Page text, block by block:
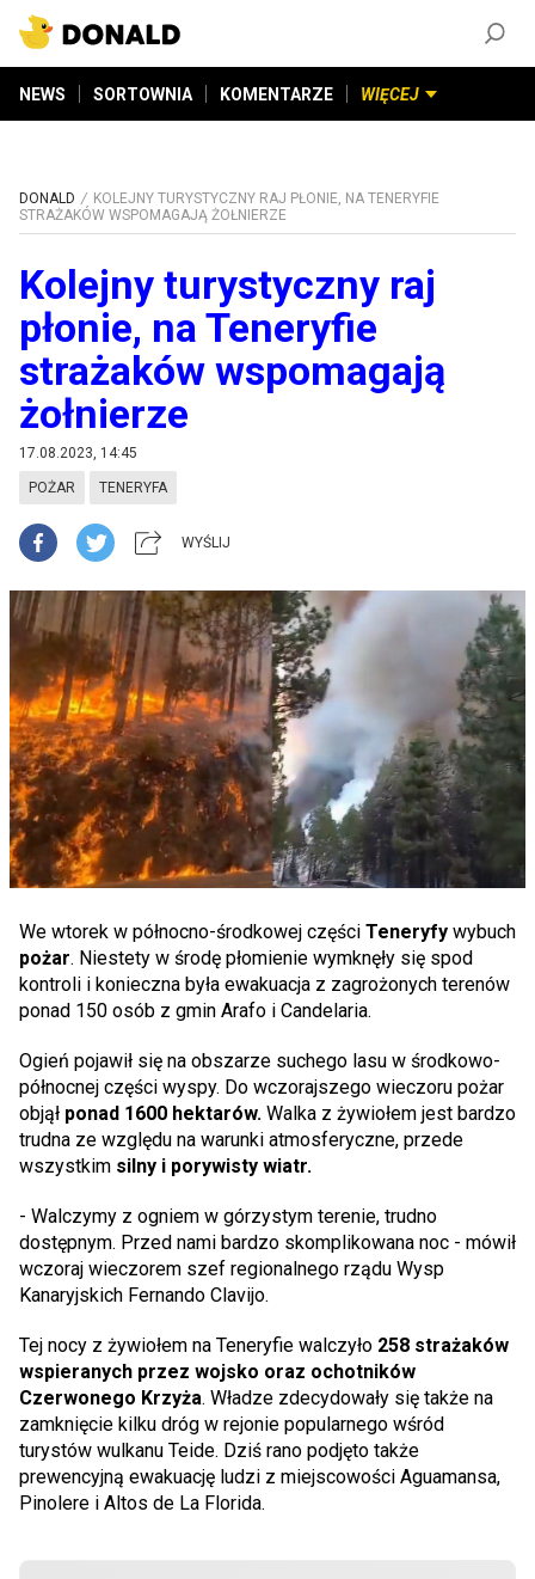
NEWS SORTOWNIA KOMENTARZE WIĘCEJ
DONALD
KOLEJNY TURYSTYCZNY RAJ PŁONIE, NA TENERYFIE
STRAŻAKÓW WSPOMAGAJĄ ŻOŁNIERZE
Kolejny turystyczny raj
płonie, na Teneryfie
strażaków wspomagają
żołnierze
17.08.2023, 14:45
POŻAR TENERYFA
WYŚLIJ
We wtorek w północno-środkowej części Teneryfy wybuch
pożar. Niestety w środę płomienie wymknęły się spod
kontroli i konieczna była ewakuacja z zagrożonych terenów
ponad 150 osób z gmin Arafo i Candelaria.
Ogień pojawił się na obszarze suchego lasu w środkowo-
północnej części wyspy. Do wczorajszego wieczoru pożar
objął ponad 1600 hektarów. Walka z żywiołem jest bardzo
trudna ze względu na warunki atmosferyczne, przede
wszystkim silny i porywisty wiatr.
- Walczymy z ogniem w górzystym terenie, trudno
dostępnym. Przed nami bardzo skomplikowana noc - mówił
wczoraj wieczorem szef regionalnego rządu Wysp
Kanaryjskich Fernando Clavijo.
Tej nocy z żywiołem na Teneryfie walczyło 258 strażaków
wspieranych przez wojsko oraz ochotników
Czerwonego Krzyża. Władze zdecydowały się także na
zamknięcie kilku dróg w rejonie popularnego wśród
turystów wulkanu Teide. Dziś rano podjęto także
prewencyjną ewakuację ludzi z miejscowości Aguamansa,
Pinolere i Altos de La Florida.